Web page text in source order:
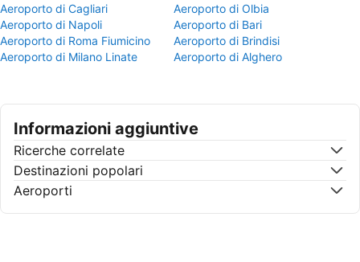
Aeroporto di Cagliari
Aeroporto di Olbia
Aeroporto di Napoli
Aeroporto di Bari
Aeroporto di Roma Fiumicino
Aeroporto di Brindisi
Aeroporto di Milano Linate
Aeroporto di Alghero
Informazioni aggiuntive
Ricerche correlate
Destinazioni popolari
Aeroporti